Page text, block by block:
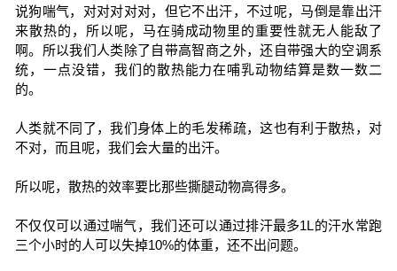
说狗喘气，对对对对对，但它不出汗，不过呢，马倒是靠出汗
来散热的，所以呢，马在骑成动物里的重要性就无人能敌了
啊。所以我们人类除了自带高智商之外，还自带强大的空调系
统，一点没错，我们的散热能力在哺乳动物结算是数一数二
的。
人类就不同了，我们身体上的毛发稀疏，这也有利于散热，对
不对，而且呢，我们会大量的出汗。
所以呢，散热的效率要比那些撕腿动物高得多。
不仅仅可以通过喘气，我们还可以通过排汗最多1L的汗水常跑
三个小时的人可以失掉10%的体重，还不出问题。